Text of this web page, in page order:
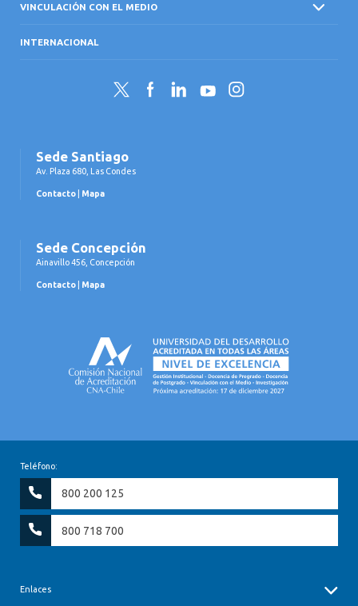
VINCULACIÓN CON EL MEDIO
INTERNACIONAL
Twitter FacebookLinkedInYouTubeInstagram
Sede Santiago
Av. Plaza 680, Las Condes
Contacto Mapa
Sede Concepción
Ainavillo 456, Concepción
Contacto Mapa
Teléfono:
800 200 125
800 718 700
Enlaces